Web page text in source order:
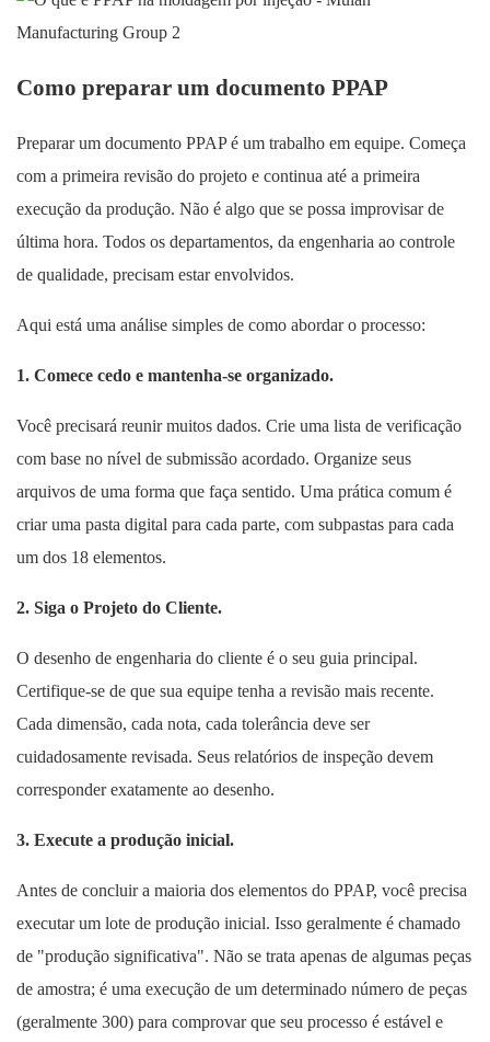
Como preparar um documento PPAP
Preparar um documento PPAP é um trabalho em equipe. Começa
com a primeira revisão do projeto e continua até a primeira
execução da produção. Não é algo que se possa improvisar de
última hora. Todos os departamentos, da engenharia ao controle
de qualidade, precisam estar envolvidos.
Aqui está uma análise simples de como abordar o processo:
1. Comece cedo e mantenha-se organizado.
Você precisará reunir muitos dados. Crie uma lista de verificação
com base no nível de submissão acordado. Organize seus
arquivos de uma forma que faça sentido. Uma prática comum é
criar uma pasta digital para cada parte, com subpastas para cada
um dos 18 elementos.
2. Siga o Projeto do Cliente.
O desenho de engenharia do cliente é o seu guia principal.
Certifique-se de que sua equipe tenha a revisão mais recente.
Cada dimensão, cada nota, cada tolerância deve ser
cuidadosamente revisada. Seus relatórios de inspeção devem
corresponder exatamente ao desenho.
3. Execute a produção inicial.
Antes de concluir a maioria dos elementos do PPAP, você precisa
executar um lote de produção inicial. Isso geralmente é chamado
de "produção significativa". Não se trata apenas de algumas peças
de amostra; é uma execução de um determinado número de peças
(geralmente 300) para comprovar que seu processo é estável e